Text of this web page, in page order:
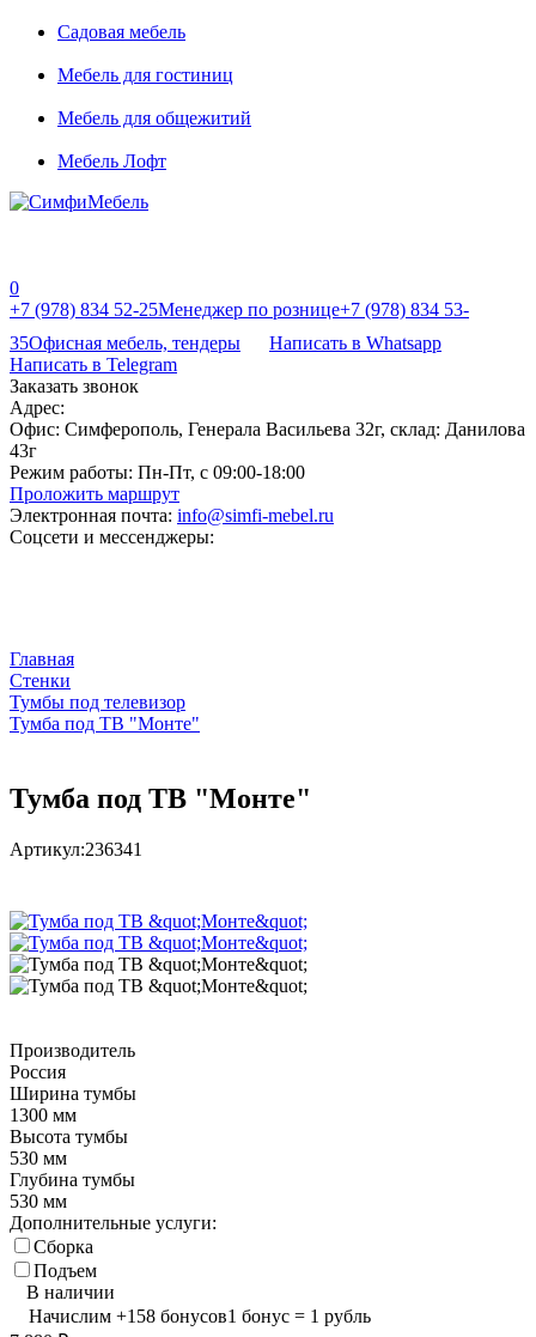
Садовая мебель
Мебель для гостиниц
Мебель для общежитий
Мебель Лофт
0
+7 (978) 834 52-25Менеджер по рознице+7 (978) 834 53-
35Офисная мебель, тендеры
Написать в Whatsapp
Написать в Telegram
Заказать звонок
Адрес:
Офис: Симферополь, Генерала Васильева 32г, склад: Данилова
43г
Режим работы: Пн-Пт, с 09:00-18:00
Проложить маршрут
Электронная почта: info@simfi-mebel.ru
Соцсети и мессенджеры:
Главная
Стенки
Тумбы под телевизор
Тумба под ТВ "Монте"
Тумба под ТВ "Монте"
Артикул:236341
Производитель
Россия
Ширина тумбы
1300 мм
Высота тумбы
530 мм
Глубина тумбы
530 мм
Дополнительные услуги:
Сборка
Подъем
В наличии
Начислим +158 бонусов1 бонус = 1 рубль